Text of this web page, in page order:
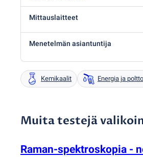
Mittauslaitteet
Menetelmän asiantuntija
Kemikaalit Energia ja
Muita testejä
Raman-spektroskopia -